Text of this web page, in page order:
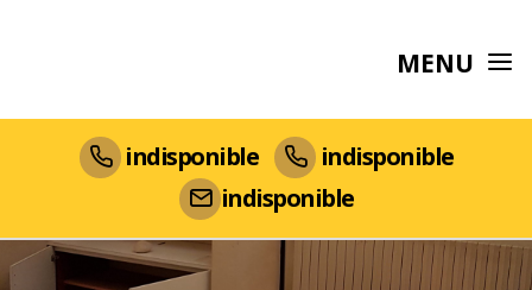
MENU
indisponible
indisponible
indisponible